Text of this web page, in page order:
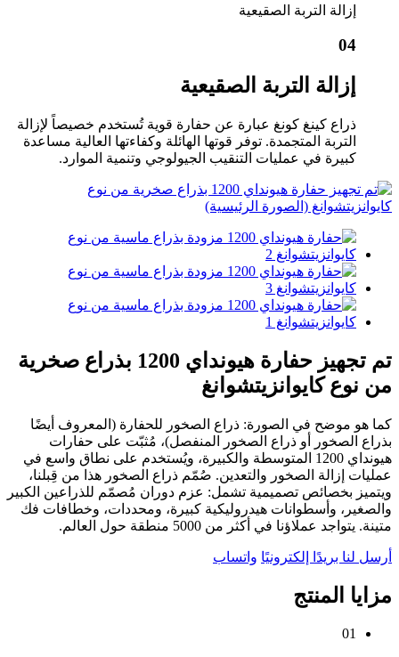
إزالة التربة الصقيعية
04
إزالة التربة الصقيعية
ذراع كينغ كونغ عبارة عن حفارة قوية تُستخدم خصيصاً لإزالة
التربة المتجمدة. توفر قوتها الهائلة وكفاءتها العالية مساعدة
كبيرة في عمليات التنقيب الجيولوجي وتنمية الموارد.
تم تجهيز حفارة هيونداي 1200 بذراع صخرية
من نوع كايوانزيتشوانغ
كما هو موضح في الصورة: ذراع الصخور للحفارة (المعروف أيضًا
بذراع الصخور أو ذراع الصخور المنفصل)، مُثبّت على حفارات
هيونداي 1200 المتوسطة والكبيرة، ويُستخدم على نطاق واسع في
عمليات إزالة الصخور والتعدين. صُمّم ذراع الصخور هذا من قِبلنا،
ويتميز بخصائص تصميمية تشمل: عزم دوران مُصمّم للذراعين الكبير
والصغير، وأسطوانات هيدروليكية كبيرة، ومحددات، وخطافات فك
متينة. يتواجد عملاؤنا في أكثر من 5000 منطقة حول العالم.
أرسل لنا بريدًا إلكترونيًا واتساب
مزايا المنتج
01